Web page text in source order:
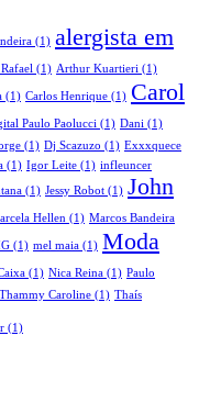
(1) alergista em
(1) Arthur Kuartieri (1)
(1) Carlos Henrique (1) Carol
Paulo Paolucci (1) Dani (1)
(1) Dj Scazuzo (1) Exxxquece
(1) Igor Leite (1) infleuncer
(1) Jessy Robot (1) John
Hellen (1) Marcos Bandeira
(1) mel maia (1) Moda
(1) Nica Reina (1) Paulo
Thammy Caroline (1) Thaís
(1)